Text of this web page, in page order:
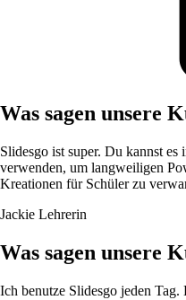
Was sagen unsere
Slidesgo ist super. Du kannst es
verwenden, um langweiligen
Kreationen für Schüler zu
Jackie Lehrerin
Was sagen unsere
Ich benutze Slidesgo jeden